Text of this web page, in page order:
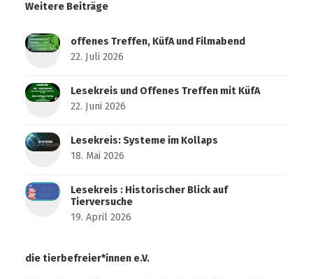
Weitere Beiträge
offenes Treffen, KüfA und Filmabend
22. Juli 2026
Lesekreis und Offenes Treffen mit KüfA
22. Juni 2026
Lesekreis: Systeme im Kollaps
18. Mai 2026
Lesekreis : Historischer Blick auf
Tierversuche
19. April 2026
die tierbefreier*innen e.V.